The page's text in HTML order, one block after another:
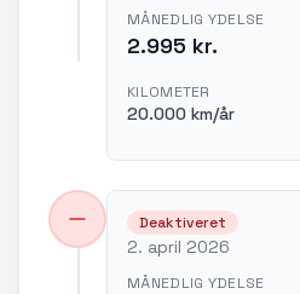
MÅNEDLIG YDELSE
2.995 kr.
KILOMETER
20.000 km/år
Deaktiveret
2. april 2026
MÅNEDLIG YDELSE